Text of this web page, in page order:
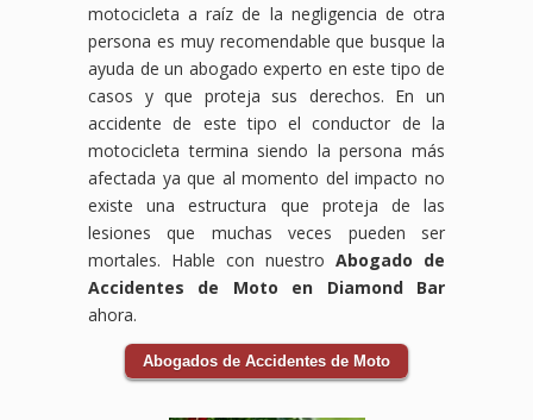
motocicleta a raíz de la negligencia de otra
persona es muy recomendable que busque la
ayuda de un abogado experto en este tipo de
casos y que proteja sus derechos. En un
accidente de este tipo el conductor de la
motocicleta termina siendo la persona más
afectada ya que al momento del impacto no
existe una estructura que proteja de las
lesiones que muchas veces pueden ser
mortales. Hable con nuestro Abogado de
Accidentes de Moto en Diamond Bar
ahora.
Abogados de Accidentes de Moto